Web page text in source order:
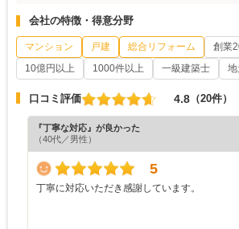
会社の特徴・得意分野
マンション 戸建 総合リフォーム
創業
10億円以上
1000件以上 一級建築士
口コミ評価 4.8 （20件）
『丁寧な対応』が良かった
（40代／男性）
5
丁寧に対応いただき感謝しています。